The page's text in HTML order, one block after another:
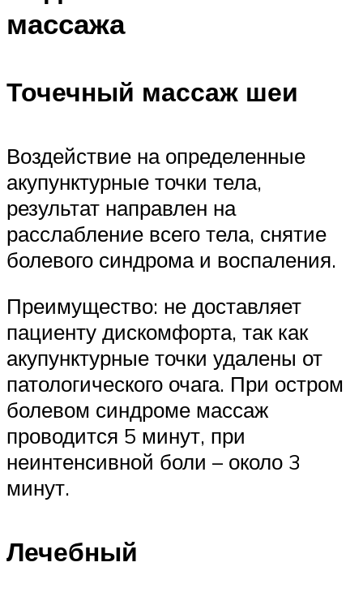
массажа
Точечный массаж шеи
Воздействие на определенные
акупунктурные точки тела,
результат направлен на
расслабление всего тела, снятие
болевого синдрома и воспаления.
Преимущество: не доставляет
пациенту дискомфорта, так как
акупунктурные точки удалены от
патологического очага. При остром
болевом синдроме массаж
проводится 5 минут, при
неинтенсивной боли – около 3
минут.
Лечебный